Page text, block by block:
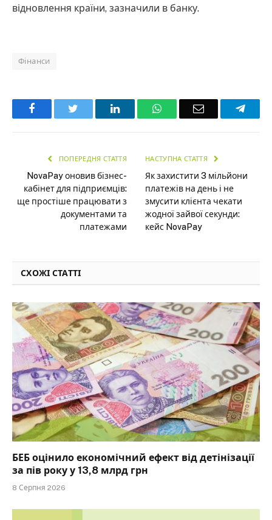
відновлення країни, зазначили в банку.
Фінанси
Facebook LinkedInWhatsAppEmail
ПОПЕРЕДНЯ СТАТТЯ
NovaPay оновив бізнес-
кабінет для підприємців:
ще простіше працювати з
документами та
платежами
НАСТУПНА СТАТТЯ
Як захистити 3 мільйони
платежів на день і не
змусити клієнта чекати
жодної зайвої секунди:
кейс NovaPay
СХОЖІ СТАТТІ
БЕБ оцінило економічний ефект від детінізації
за пів року у 13,8 млрд грн
8 Серпня 2026